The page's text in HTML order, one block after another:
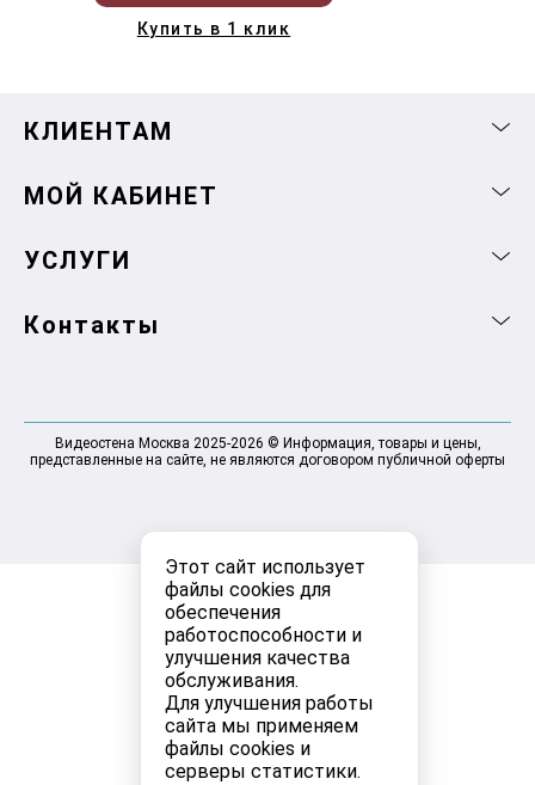
Этот сайт использует
файлы cookies для
обеспечения
работоспособности и
улучшения качества
обслуживания.
Для улучшения работы
сайта мы применяем
файлы cookies и
серверы статистики.
Купить в 1 клик
КЛИЕНТАМ
МОЙ КАБИНЕТ
УСЛУГИ
Контакты
Видеостена Москва 2025-2026 © Информация, товары и цены,
представленные на сайте, не являются договором публичной оферты